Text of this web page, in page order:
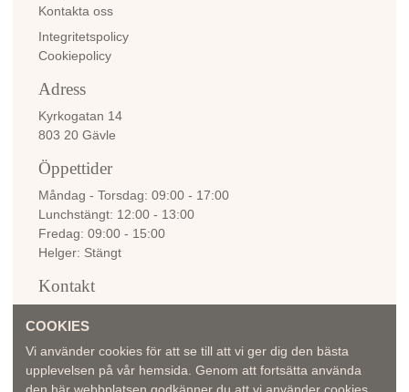
Kontakta oss
Integritetspolicy
Cookiepolicy
Adress
Kyrkogatan 14
803 20 Gävle
Öppettider
Måndag - Torsdag 09:00 - 17:00
Lunchstängt 12:00 - 13:00
Fredag 09:00 - 15:00
Helger Stängt
Kontakt
COOKIES
Vi använder cookies för att se till att vi ger dig den bästa
upplevelsen på vår hemsida. Genom att fortsätta använda